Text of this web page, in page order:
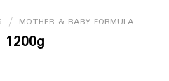
/ MOTHER & BABY FORMULA